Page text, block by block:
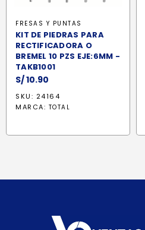
FRESAS Y PUNTAS
KIT DE PIEDRAS PARA
RECTIFICADORA O
BREMEL 10 PZS EJE:6MM -
TAKB1001
S/10.90
SKU: 24164
MARCA: TOTAL